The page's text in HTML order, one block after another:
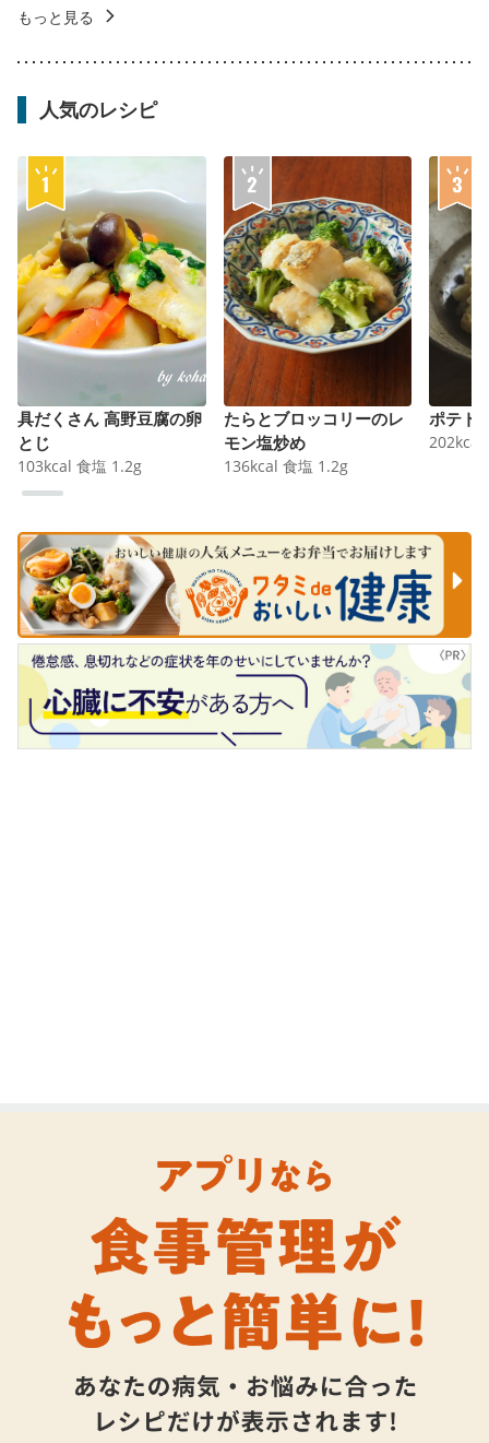
もっと見る
人気のレシピ
具だくさん 高野豆腐の卵
とじ
103kcal 食塩 1.2g
たらとブロッコリーのレ
モン塩炒め
136kcal 食塩 1.2g
ポテト
202kcal